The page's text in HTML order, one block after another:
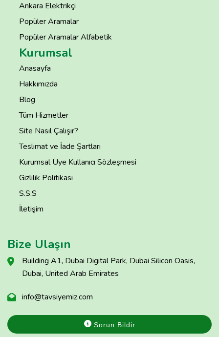
Ankara Elektrikçi
Popüler Aramalar
Popüler Aramalar Alfabetik
Kurumsal
Anasayfa
Hakkımızda
Blog
Tüm Hizmetler
Site Nasıl Çalışır?
Teslimat ve İade Şartları
Kurumsal Üye Kullanıcı Sözleşmesi
Gizlilik Politikası
S.S.S
İletişim
Bize Ulaşın
Building A1, Dubai Digital Park, Dubai Silicon Oasis,
Dubai, United Arab Emirates
info@tavsiyemiz.com
Sorun Bildir